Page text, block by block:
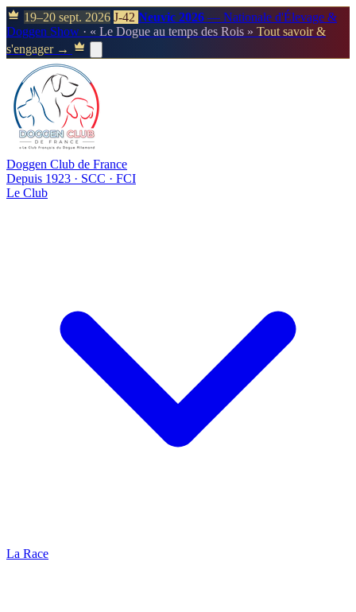
19–20 sept. 2026 J-42 Neuvic 2026 — Nationale d'Élevage &
Doggen Show · « Le Dogue au temps des Rois » Tout savoir &
s'engager →
Doggen Club de France
Depuis 1923 · SCC · FCI
Le Club
La Race